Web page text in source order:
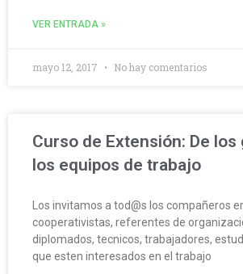
VER ENTRADA »
mayo 12, 2017 No hay comentarios
Curso de Extensión: De los
los equipos de trabajo
Los invitamos a tod@s los compañeros
cooperativistas, referentes de
diplomados, tecnicos, trabajadores,
que esten interesados en el trabajo